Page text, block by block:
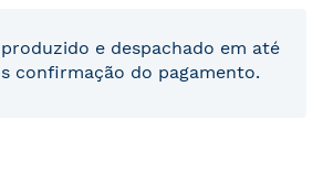
e despachado em até
confirmação do pagamento.